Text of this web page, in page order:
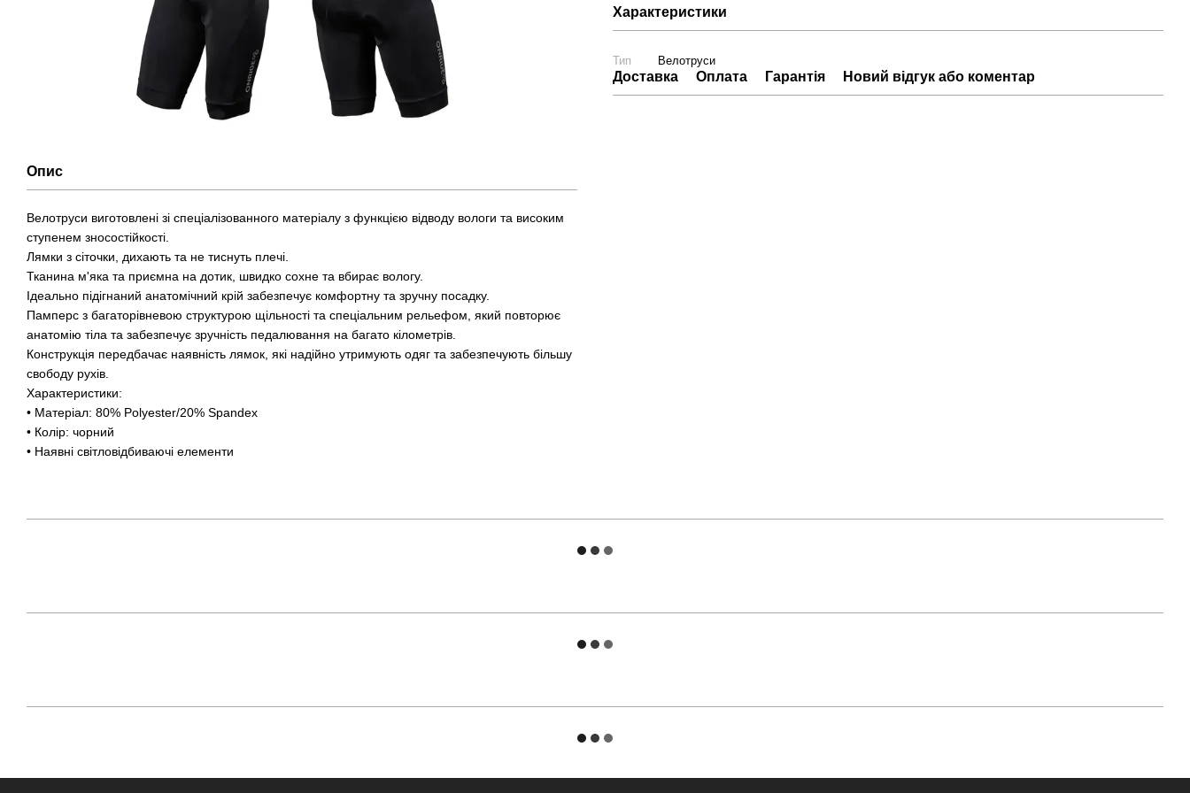
Опис
Велотруси виготовлені зі спеціалізованного матеріалу з функцією відводу вологи та високим
ступенем зносостійкості.
Лямки з сіточки, дихають та не тиснуть плечі.
Тканина м'яка та приємна на дотик, швидко сохне та вбирає вологу.
Ідеально підігнаний анатомічний крій забезпечує комфортну та зручну посадку.
Памперс з багаторівневою структурою щільності та спеціальним рельефом, який повторює
анатомію тіла та забезпечує зручність педалювання на багато кілометрів.
Конструкція передбачає наявність лямок, які надійно утримують одяг та забезпечують більшу
свободу рухів.
Характеристики:
• Матеріал: 80% Polyester/20% Spandex
• Колір: чорний
• Наявні світловідбиваючі елементи
Характеристики
Тип Велотруси
Доставка Оплата Гарантія Новий відгук або коментар